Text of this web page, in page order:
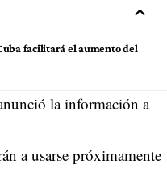
facilitará el aumento del
la información a
a usarse próximamente